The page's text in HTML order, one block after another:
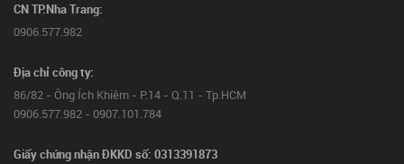
CN TP.Nha Trang:
0906.577.982
Địa chỉ công ty:
86/82 - Ông Ích Khiêm - P.14 - Q.11 - Tp.HCM
0906.577.982 - 0907.101.784
Giấy chứng nhận ĐKKD số: 0313391873